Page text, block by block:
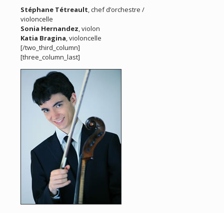
Stéphane Tétreault, chef d’orchestre /
violoncelle
Sonia Hernandez, violon
Katia Bragina, violoncelle
[/two_third_column]
[three_column_last]